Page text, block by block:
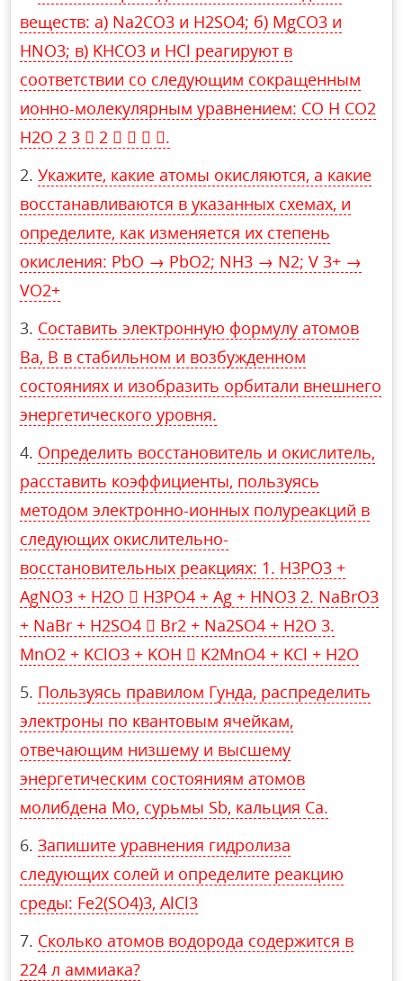
веществ: а) Na2CO3 и H2SO4; б) MgCO3 и
HNO3; в) KHCO3 и HCl реагируют в
соответствии со следующим сокращенным
ионно-молекулярным уравнением: CO H CO2
H2O 2 3  2    .
Укажите, какие атомы окисляются, а какие
восстанавливаются в указанных схемах, и
определите, как изменяется их степень
окисления: PbO → PbO2; NH3 → N2; V 3+ →
VO2+
Составить электронную формулу атомов
Ba, B в стабильном и возбужденном
состояниях и изобразить орбитали внешнего
энергетического уровня.
Определить восстановитель и окислитель,
расставить коэффициенты, пользуясь
методом электронно-ионных полуреакций в
следующих окислительно-
восстановительных реакциях: 1. H3PO3 +
AgNO3 + H2O  H3PO4 + Ag + HNO3 2. NaBrO3
+ NaBr + H2SO4  Br2 + Na2SO4 + H2O 3.
MnO2 + KClO3 + KOH  K2MnO4 + KCl + H2O
Пользуясь правилом Гунда, распределить
электроны по квантовым ячейкам,
отвечающим низшему и высшему
энергетическим состояниям атомов
молибдена Mo, сурьмы Sb, кальция Ca.
Запишите уравнения гидролиза
следующих солей и определите реакцию
среды: Fe2(SO4)3, AlCl3
Сколько атомов водорода содержится в
224 л аммиака?